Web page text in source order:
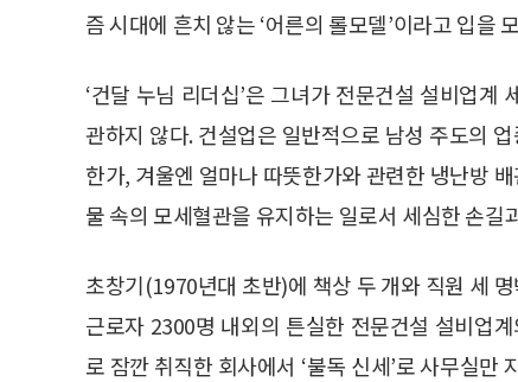
즘 시대에 흔치 않는 ‘어른의 롤모델’이라고 입을
‘건달 누님 리더십’은 그녀가 전문건설 설비업
관하지 않다. 건설업은 일반적으로 남성 주도의
한가, 겨울엔 얼마나 따뜻한가와 관련한 냉난방
물 속의 모세혈관을 유지하는 일로서 세심한 손길
초창기(1970년대 초반)에 책상 두 개와 직원 세
근로자 2300명 내외의 튼실한 전문건설 설비업
로 잠깐 취직한 회사에서 ‘불독 신세’로 사무실